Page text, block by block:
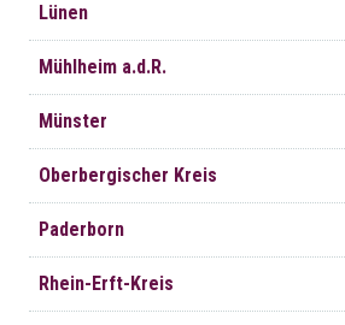
Lünen
Mühlheim a.d.R.
Münster
Oberbergischer Kreis
Paderborn
Rhein-Erft-Kreis